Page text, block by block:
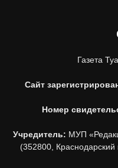
Газета
Сайт
Номер
Учредитель: МУП
(352800, Краснодарский